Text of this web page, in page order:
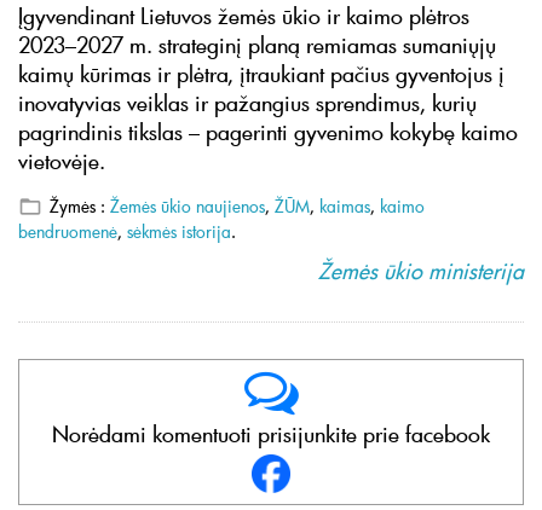
Įgyvendinant Lietuvos žemės ūkio ir kaimo plėtros
2023–2027 m. strateginį planą remiamas sumaniųjų
kaimų kūrimas ir plėtra, įtraukiant pačius gyventojus į
inovatyvias veiklas ir pažangius sprendimus, kurių
pagrindinis tikslas – pagerinti gyvenimo kokybę kaimo
vietovėje.
Žymės : Žemės ūkio naujienos, ŽŪM, kaimas, kaimo
bendruomenė, sėkmės istorija.
Žemės ūkio ministerija
Norėdami komentuoti prisijunkite prie facebook